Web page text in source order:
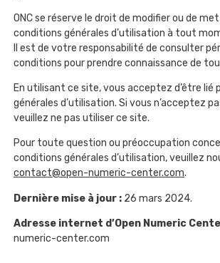
ONC se réserve le droit de modifier ou de
conditions générales d’utilisation à tout
Il est de votre responsabilité de consulter
conditions pour prendre connaissance de
En utilisant ce site, vous acceptez d’être lié
générales d’utilisation. Si vous n’acceptez
veuillez ne pas utiliser ce site.
Pour toute question ou préoccupation
conditions générales d’utilisation, veuillez
contact@open-numeric-center.com.
Dernière mise à jour :26 mars 2024.
Adresse internet d’Open Numeric
numeric-center.com